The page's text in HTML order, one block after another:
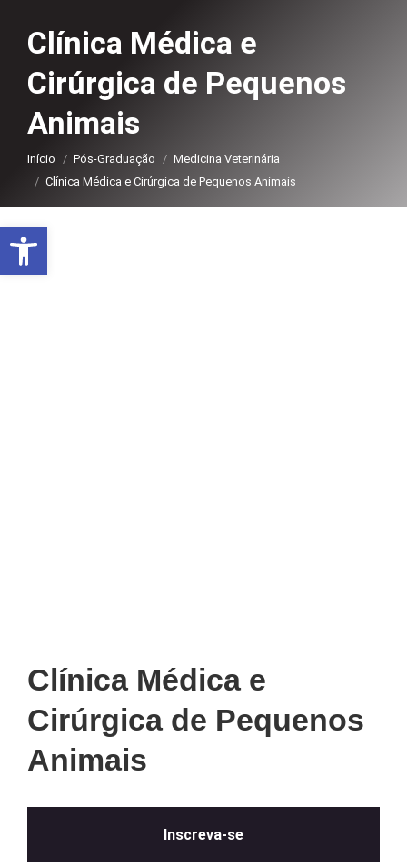
Clínica Médica e
Cirúrgica de Pequenos
Animais
Você está aqui:
Início Pós-Graduação
Medicina Veterinária
Clínica Médica e Cirúrgica de Pequenos Animais
Clínica Médica e
Cirúrgica de Pequenos
Animais
Inscreva-se
Abrir a barra de ferramentas